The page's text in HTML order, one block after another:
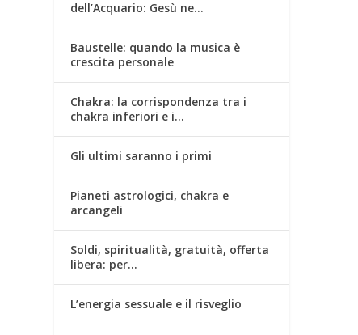
dell’Acquario: Gesù ne…
Baustelle: quando la musica è
crescita personale
Chakra: la corrispondenza tra i
chakra inferiori e i…
Gli ultimi saranno i primi
Pianeti astrologici, chakra e
arcangeli
Soldi, spiritualità, gratuità, offerta
libera: per…
L’energia sessuale e il risveglio